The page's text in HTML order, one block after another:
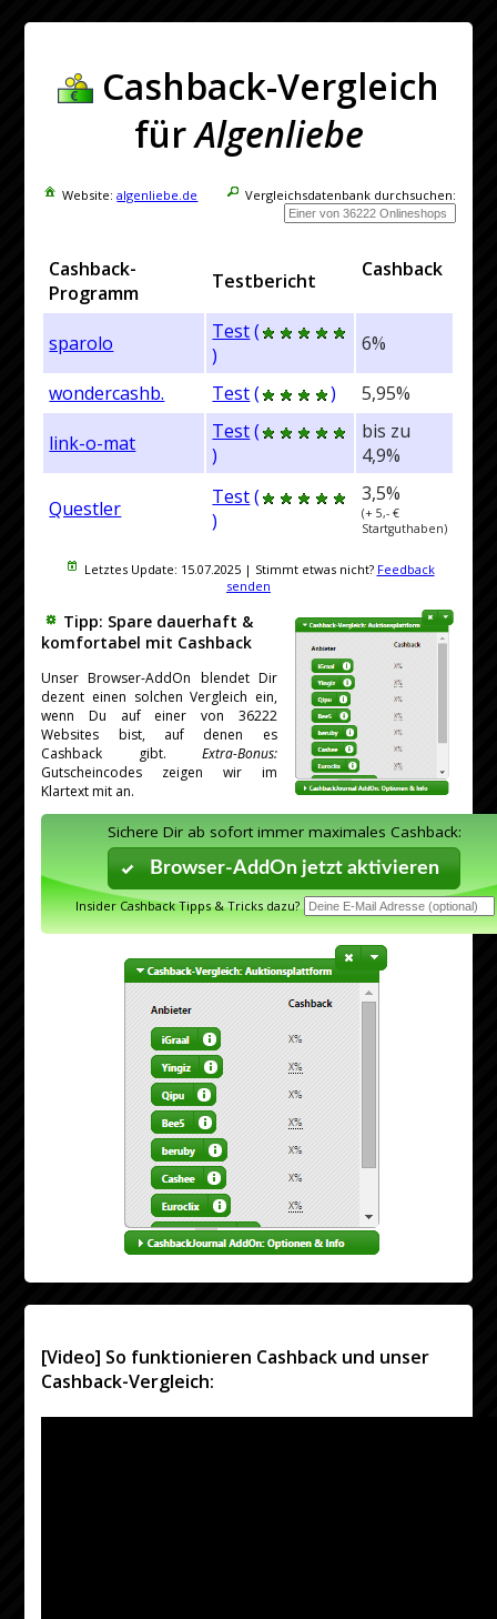
Cashback-Vergleich
fürAlgenliebe
Website:algenliebe.de Vergleichsdatenbank durchsuchen:
Cashback-
Programm
Testbericht Cashback
sparolo Test (
)
6%
wondercashb. Test ( ) 5,95%
link-o-mat Test (
)
bis zu
4,9%
Questler Test (
)
3,5%
(+ 5,- €
Startguthaben)
Letztes Update: 15.07.2025| Stimmt etwas nicht? Feedback
senden
Tipp: Spare dauerhaft &
komfortabel mit Cashback
Unser Browser-AddOn blendet Dir
dezent einen solchen Vergleich ein,
wenn Du auf einer von 36222
Websites bist, auf denen es
Cashback gibt. Extra-Bonus:
Gutscheincodes zeigen wir im
Klartext mit an.
Sichere Dir ab sofort immer maximales Cashback:
Browser-AddOn jetzt aktivieren
Insider Cashback Tipps & Tricks dazu?
[Video] So funktionieren Cashback und unser
Cashback-Vergleich: